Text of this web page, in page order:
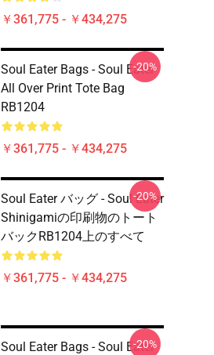
￥361,775 - ￥434,275
Soul Eater Bags - Soul Eater
All Over Print Tote Bag
RB1204
￥361,775 - ￥434,275
-20%
Soul Eater バッグ - Soul Eater
Shinigamiの印刷物のトート
バックRB1204上のすべて
￥361,775 - ￥434,275
-20%
Soul Eater Bags - Soul Eater
-20%